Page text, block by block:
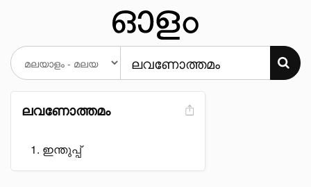
ലവണോത്തമം
ഇന്തുപ്പ്